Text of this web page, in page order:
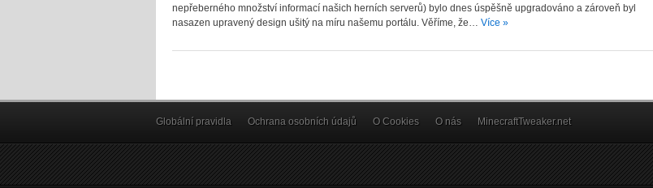
nepřeberného množství informací našich herních serverů) bylo dnes úspěšně upgradováno a zároveň byl
nasazen upravený design ušitý na míru našemu portálu. Věříme, že… Více »
Globální pravidla Ochrana osobních údajů O Cookies O nás MinecraftTweaker.net